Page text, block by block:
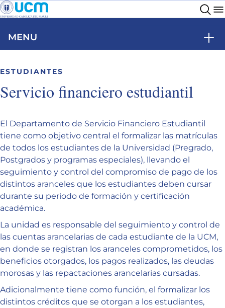
MENU
ESTUDIANTES
Servicio financiero estudiantil
El Departamento de Servicio Financiero Estudiantil
tiene como objetivo central el formalizar las matrículas
de todos los estudiantes de la Universidad (Pregrado,
Postgrados y programas especiales), llevando el
seguimiento y control del compromiso de pago de los
distintos aranceles que los estudiantes deben cursar
durante su periodo de formación y certificación
académica.
La unidad es responsable del seguimiento y control de
las cuentas arancelarias de cada estudiante de la UCM,
en donde se registran los aranceles comprometidos, los
beneficios otorgados, los pagos realizados, las deudas
morosas y las repactaciones arancelarias cursadas.
Adicionalmente tiene como función, el formalizar los
distintos créditos que se otorgan a los estudiantes,